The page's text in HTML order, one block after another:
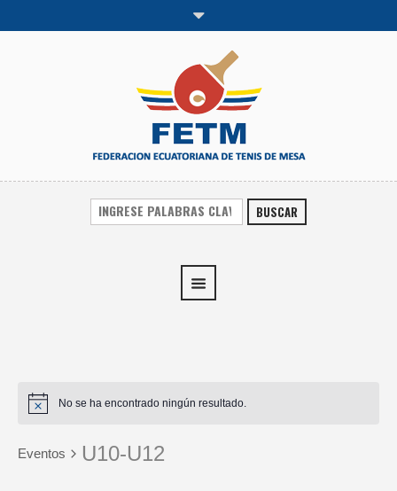
BUSCAR
No se ha encontrado ningún resultado.
Eventos U10-U12